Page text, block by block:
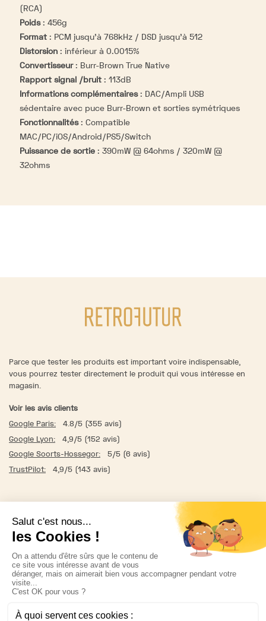
(RCA)
Poids: 456g
Format : PCM jusqu'à 768kHz / DSD jusqu'à 512
Distorsion : inférieur à 0.0015%
Convertisseur: Burr-Brown True Native
Rapport signal /bruit : 113dB
Informations complémentaires: DAC/Ampli USB
sédentaire avec puce Burr-Brown et sorties symétriques
Fonctionnalités: Compatible
MAC/PC/iOS/Android/PS5/Switch
Puissance de sortie : 390mW @ 64ohms / 320mW @
32ohms
Parce que tester les produits est important voire indispensable,
vous pourrez tester directement le produit qui vous intéresse en
magasin.
Voir les avis clients
Google Paris:
4.8/5 (355 avis)
Google Lyon:
4,9/5 (152 avis)
Google Soorts-Hossegor:
5/5 (6 avis)
TrustPilot:
4,9/5 (143 avis)
C.G.V & Mentions légales
Livraison & Retour
Facebook